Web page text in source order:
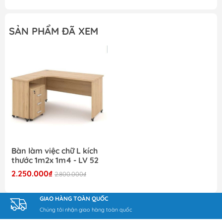
phòng hoặc cá nhân. Thiết kế vừa vặn này đặc
biệt thích hợp cho các văn phòng có diện tích hạn
gọn gàng tại nhà mà vẫn đảm bảo sự tiện nghi.
Dù là làm việc độc lập hay phối hợp theo cụm bàn
nhóm, LV 52 đều có thể đáp ứng linh hoạt.
3. Chất liệu gỗ công nghiệp bền đẹp, dễ vệ sinh
trình sử dụng. Lớp bề mặt nhẵn mịn, màu sắc
trang nhã và hiện đại, dễ dàng kết hợp với các
mẫu ghế xoay, tủ tài liệu hoặc vách ngăn văn
phòng, tạo nên tổng thể đồng bộ và chuyên
nghiệp. Khung chân bàn được thiết kế chắc chắn,
chịu lực tốt, đảm bảo an toàn và độ bền lâu dài.
SẢN PHẨM ĐÃ XEM
Bàn làm việc chữ L kích
thước 1m2x 1m4 - LV 52
2.250.000₫ 2.800.000₫
GIAO HÀNG TOÀN QUỐC
Chúng tôi nhận giao hàng toàn quốc